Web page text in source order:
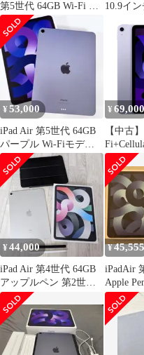
第5世代 64GB Wi-Fi ス
ターライト
10.9イ
¥53,000
iPad Air 第5世代 64GB
パープル Wi-Fiモデル
美品
¥ 69,000
【中古
ル
リー 本
アイパ
apple 【
¥44,000
iPad Air 第4世代 64GB
アップルペン 第2世代
付き
¥45,555
iPadAir
Apple
き